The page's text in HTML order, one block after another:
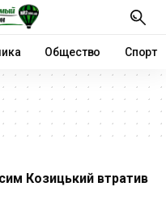
Общество Спорт
Козицький втратив